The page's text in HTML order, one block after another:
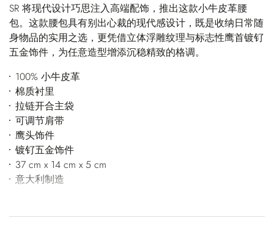
SR 将现代设计巧思注入高端配饰，推出这款小牛皮革腰
包。这款腰包具有别出心裁的现代感设计，既是收纳日常随
身物品的实用之选，更凭借立体浮雕纹理与标志性鹰首镀钌
五金饰件，为任意造型增添沉稳精致的格调。
100% 小牛皮革
棉质衬里
拉链开合主袋
可调节肩带
鹰头饰件
镀钌五金饰件
37 cm x 14 cm x 5 cm
意大利制造